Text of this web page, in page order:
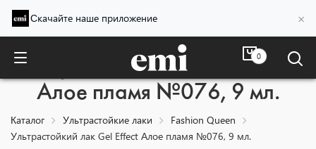
Скачайте наше приложение ×
0
Ультрастойкий лак Gel Effect
Алое пламя №076, 9 мл.
Каталог Ультрастойкие лаки
Fashion Queen
Ультрастойкий лак Gel Effect Алое пламя №076, 9 мл.